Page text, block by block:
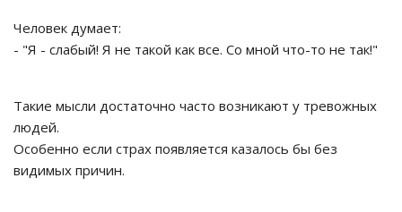
Человек думает:
- "Я - слабый! Я не такой как все. Со мной что-то не так!"
Такие мысли достаточно часто возникают у тревожных
людей.
Особенно если страх появляется казалось бы без
видимых причин.